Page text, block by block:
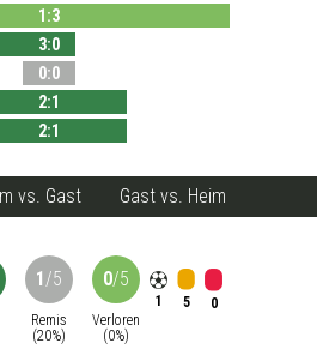
1 :3
3:0
0:0
2:1
2:1
vs. Gast Gast vs. Heim
1 /5
Remis
(20%)
0/5
Verloren
(0%)
1 5 0